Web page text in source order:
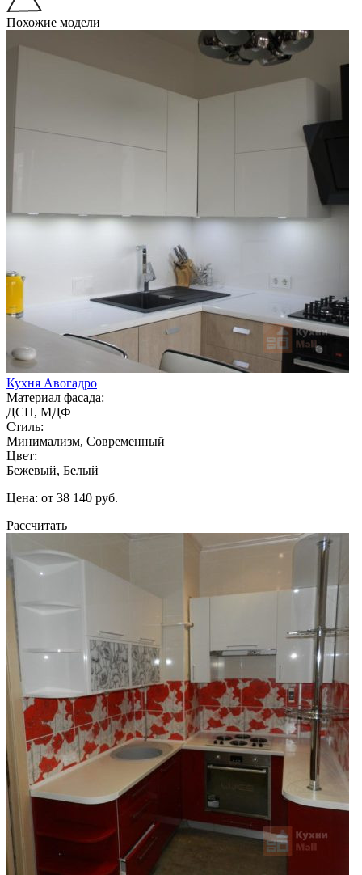
Похожие модели
Кухня Авогадро
Материал фасада:
ДСП, МДФ
Стиль:
Минимализм, Современный
Цвет:
Бежевый, Белый
Цена: от 38 140 руб.
Рассчитать